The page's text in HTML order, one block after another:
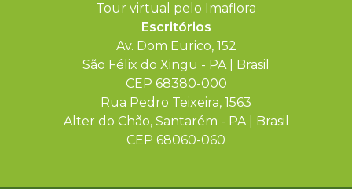
Tour virtual pelo Imaflora
Escritórios
Av. Dom Eurico, 152
São Félix do Xingu - PA | Brasil
CEP 68380-000
Rua Pedro Teixeira, 1563
Alter do Chão, Santarém - PA | Brasil
CEP 68060-060